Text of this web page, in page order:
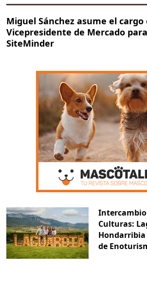
Miguel Sánchez asume el cargo
Vicepresidente de Mercado para
SiteMinder
Intercambio
Culturas:
de